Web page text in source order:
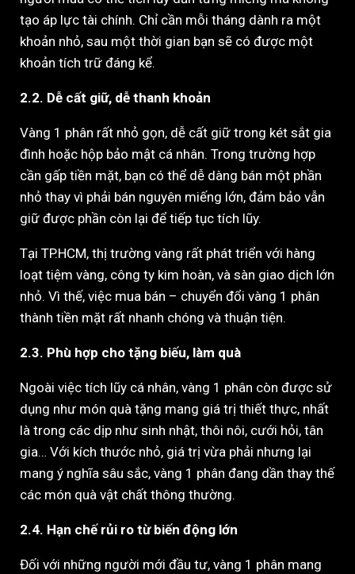
tạo áp lực tài chính. Chỉ cần mỗi tháng dành ra một
khoản nhỏ, sau một thời gian bạn sẽ có được một
khoản tích trữ đáng kể.
2.2. Dễ cất giữ, dễ thanh khoản
Vàng 1 phân rất nhỏ gọn, dễ cất giữ trong két sắt gia
đình hoặc hộp bảo mật cá nhân. Trong trường hợp
cần gấp tiền mặt, bạn có thể dễ dàng bán một phần
nhỏ thay vì phải bán nguyên miếng lớn, đảm bảo vẫn
giữ được phần còn lại để tiếp tục tích lũy.
Tại TP.HCM, thị trường vàng rất phát triển với hàng
loạt tiệm vàng, công ty kim hoàn, và sàn giao dịch lớn
nhỏ. Vì thế, việc mua bán – chuyển đổi vàng 1 phân
thành tiền mặt rất nhanh chóng và thuận tiện.
2.3. Phù hợp cho tặng biếu, làm quà
Ngoài việc tích lũy cá nhân, vàng 1 phân còn được sử
dụng như món quà tặng mang giá trị thiết thực, nhất
là trong các dịp như sinh nhật, thôi nôi, cưới hỏi, tân
gia… Với kích thước nhỏ, giá trị vừa phải nhưng lại
mang ý nghĩa sâu sắc, vàng 1 phân đang dần thay thế
các món quà vật chất thông thường.
2.4. Hạn chế rủi ro từ biến động lớn
Đối với những người mới đầu tư, vàng 1 phân mang